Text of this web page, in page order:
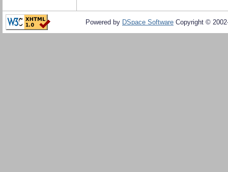
Powered by DSpace Software Copyright ©